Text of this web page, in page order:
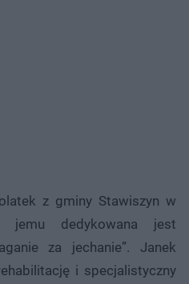
z gminy Stawiszyn w
jemu dedykowana jest
za jechanie”. Janek
i specjalistyczny